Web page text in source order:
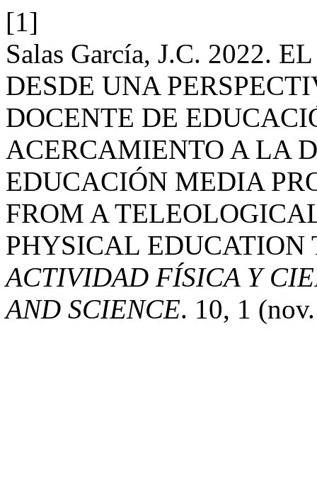
[1]
Salas García, J.C. 2022.
DESDE UNA
DOCENTE DE
ACERCAMIENTO A LA
EDUCACIÓN MEDIA
FROM A
PHYSICAL EDUCATION
ACTIVIDAD FÍSICA Y
AND SCIENCE. 10, 1